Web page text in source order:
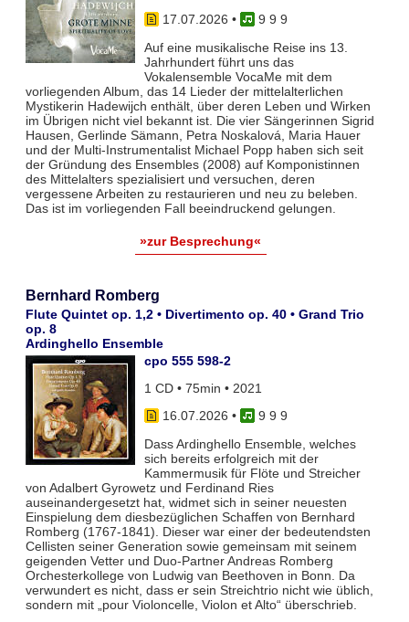
17.07.2026 •
9 9 9
Auf eine musikalische Reise ins 13.
Jahrhundert führt uns das
Vokalensemble VocaMe mit dem
vorliegenden Album, das 14 Lieder der mittelalterlichen
Mystikerin Hadewijch enthält, über deren Leben und Wirken
im Übrigen nicht viel bekannt ist. Die vier Sängerinnen Sigrid
Hausen, Gerlinde Sämann, Petra Noskalová, Maria Hauer
und der Multi-Instrumentalist Michael Popp haben sich seit
der Gründung des Ensembles (2008) auf Komponistinnen
des Mittelalters spezialisiert und versuchen, deren
vergessene Arbeiten zu restaurieren und neu zu beleben.
Das ist im vorliegenden Fall beeindruckend gelungen.
»zur Besprechung«
Bernhard Romberg
Flute Quintet op. 1,2 • Divertimento op. 40 • Grand Trio
op. 8
Ardinghello Ensemble
cpo 555 598-2
1 CD • 75min • 2021
16.07.2026 •
9 9 9
Dass Ardinghello Ensemble, welches
sich bereits erfolgreich mit der
Kammermusik für Flöte und Streicher
von Adalbert Gyrowetz und Ferdinand Ries
auseinandergesetzt hat, widmet sich in seiner neuesten
Einspielung dem diesbezüglichen Schaffen von Bernhard
Romberg (1767-1841). Dieser war einer der bedeutendsten
Cellisten seiner Generation sowie gemeinsam mit seinem
geigenden Vetter und Duo-Partner Andreas Romberg
Orchesterkollege von Ludwig van Beethoven in Bonn. Da
verwundert es nicht, dass er sein Streichtrio nicht wie üblich,
sondern mit „pour Violoncelle, Violon et Alto“ überschrieb.